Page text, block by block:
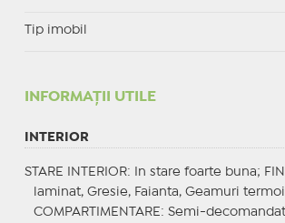
Tip imobil
INFORMAŢII UTILE
INTERIOR
STARE INTERIOR: In stare foarte buna;
laminat, Gresie, Faianta, Geamuri
COMPARTIMENTARE : Semi-decomandat